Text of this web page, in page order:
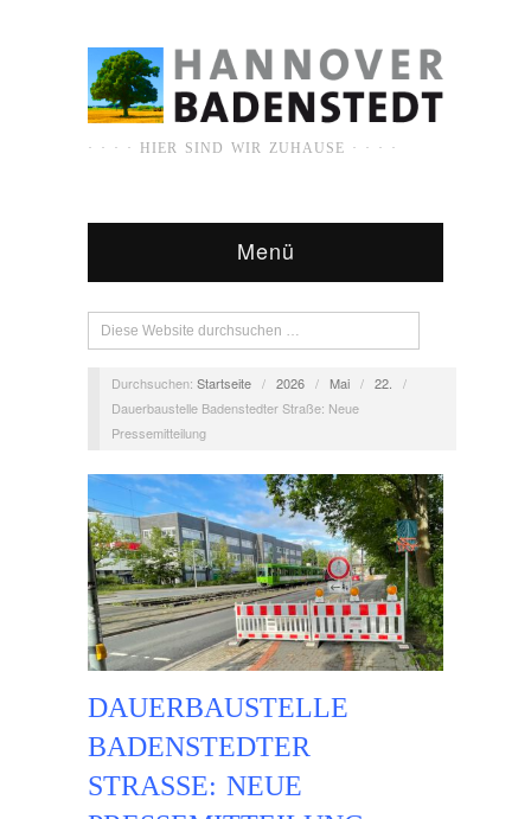
· · · · HIER SIND WIR ZUHAUSE · · · ·
Menü
Durchsuchen: Startseite / 2026 / Mai / 22.
/
Dauerbaustelle Badenstedter Straße: Neue
Pressemitteilung
DAUERBAUSTELLE
BADENSTEDTER
STRASSE: NEUE P